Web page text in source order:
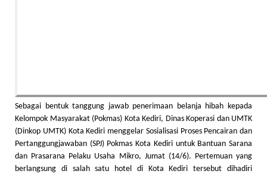
Sebagai bentuk tanggung jawab penerimaan belanja hibah kepada
Kelompok Masyarakat (Pokmas) Kota Kediri, Dinas Koperasi dan UMTK
(Dinkop UMTK) Kota Kediri menggelar Sosialisasi Proses Pencairan dan
Pertanggungjawaban (SPJ) Pokmas Kota Kediri untuk Bantuan Sarana
dan Prasarana Pelaku Usaha Mikro, Jumat (14/6). Pertemuan yang
berlangsung di salah satu hotel di Kota Kediri tersebut dihadiri